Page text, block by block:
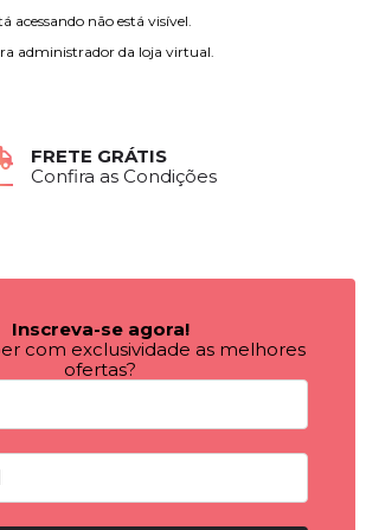
acessando não está visível.
administrador da loja virtual.
FRETE GRÁTIS
Confira as Condições
Inscreva-se agora!
com exclusividade as melhores
ofertas?